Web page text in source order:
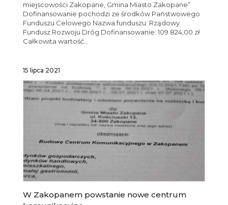
miejscowości Zakopane, Gmina Miasto Zakopane”
Dofinansowanie pochodzi ze środków Państwowego
Funduszu Celowego Nazwa funduszu: Rządowy
Fundusz Rozwoju Dróg Dofinansowanie: 109 824,00 zł
Całkowita wartość...
15 lipca 2021
W Zakopanem powstanie nowe centrum